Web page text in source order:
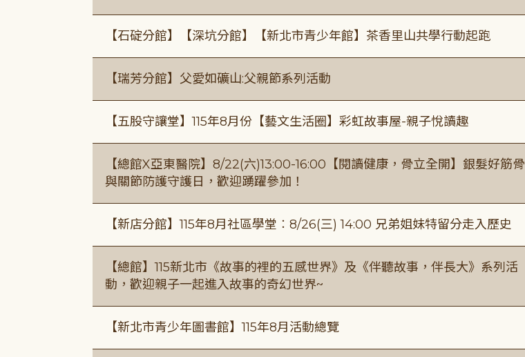
【石碇分館】【深坑分館】【新北市青少年館】茶香里山共學行動起跑
【瑞芳分館】父愛如礦山:父親節系列活動
【五股守讓堂】115年8月份【藝文生活圈】彩虹故事屋-親子悅讀趣
【總館X亞東醫院】8/22(六)13:00-16:00【閱讀健康，骨立全開】銀髮好筋骨
與關節防護守護日，歡迎踴躍參加！
【新店分館】115年8月社區學堂︰8/26(三) 14:00 兄弟姐妹特留分走入歷史
【總館】115新北市《故事的裡的五感世界》及《伴聽故事，伴長大》系列活
動，歡迎親子一起進入故事的奇幻世界~
【新北市青少年圖書館】115年8月活動總覽